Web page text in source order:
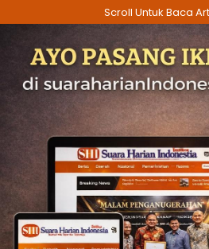
ke
Scroll Untuk Baca